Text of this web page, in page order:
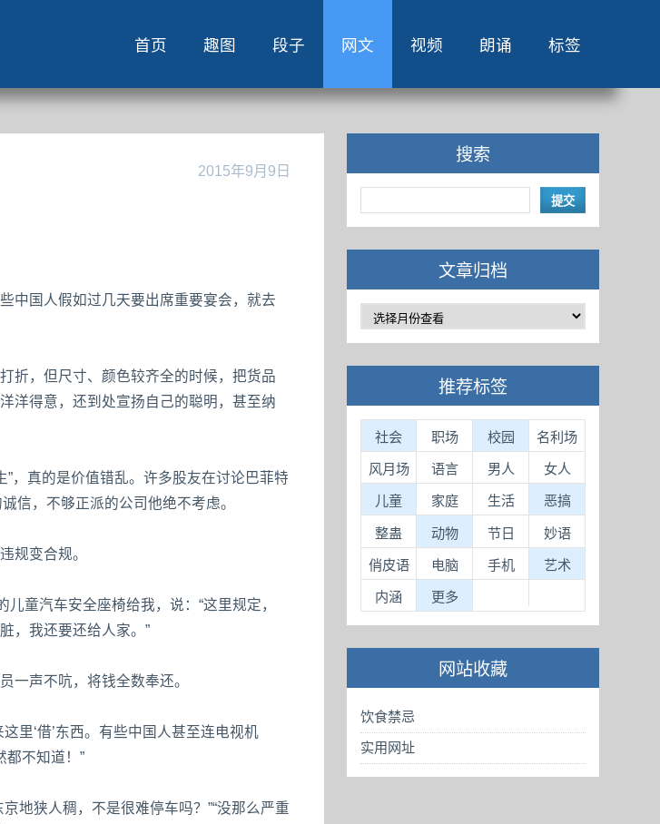
首页 趣图 段子 网文 视频 朗诵 标签
2015年9月9日
中国人假如过几天要出席重要宴会，就去
折，但尺寸、颜色较齐全的时候，把货品
洋得意，还到处宣扬自己的聪明，甚至纳
”，真的是价值错乱。许多股友在讨论巴菲特
信，不够正派的公司他绝不考虑。
规变合规。
童汽车安全座椅给我，说：“这里规定，
，我还要还给人家。”
一声不吭，将钱全数奉还。
里‘借’东西。有些中国人甚至连电视机
都不知道！”
地狭人稠，不是很难停车吗？”“没那么严重
搜索
文章归档
推荐标签
社会 职场 校园 名利场
风月场 语言 男人 女人
儿童 家庭 生活 恶搞
整蛊 动物 节日 妙语
俏皮语 电脑 手机 艺术
内涵 更多
网站收藏
饮食禁忌
实用网址